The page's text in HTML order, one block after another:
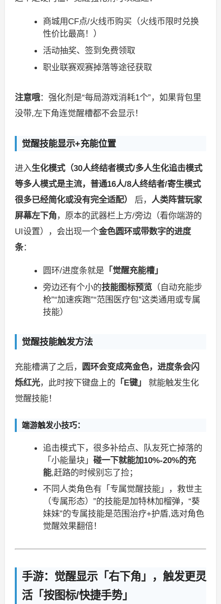
商城用CF点/火线币购买（火线币限时兑换
性价比最高！）
活动抽奖、签到免费领取
职业联赛观赛掉落等途径获取
注意哦：强化剂是“每局游戏消耗1个”，如果背包里
没带,左下角连觉醒槽都不会显示！
觉醒技能显示+充能位置
进入生化模式（30人终结者模式/多人生化追击模式
等多人模式是主流，普通16人/8人终结者/寄生模式
很多已经简化或没有完全适配）
后， 人类阵营玩家
屏幕左下角 ，原本的武器栏上方/旁边（看你端游的
UI设置），会出现一个金色圆环或带数字的进度
条：
圆环/进度条就是 「觉醒充能槽」
旁边还有个小的技能图标预览 （自动充能步
枪”“加速疾跑”“范围医疗包”这类通用或专属
技能）
觉醒技能触发方法
充能槽满了之后，
圆环会变成亮金色，进度条会闪
烁红光，此时按下键盘上的 「E键」
就能触发生化
觉醒技能！
端游触发小技巧：
追击模式下，很多补给点、队友死亡掉落的
「小能量块」碰一下就能加10%-20%的充
能,赶路的时候别忘了捡；
不同人类角色有「专属觉醒技能」，救世主
（专属形态）”的技能是加特林加榴弹，“葵
妹妹”的专属技能是范围治疗+护盾,选对角色
觉醒效果翻倍！
手游：觉醒显示「右下角」，触发更灵
活「按图标/快捷手势」